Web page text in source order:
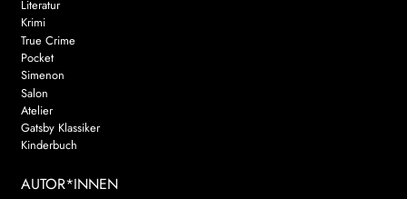
Literatur
Krimi
True Crime
Pocket
Simenon
Salon
Atelier
Gatsby Klassiker
Kinderbuch
AUTOR*INNEN